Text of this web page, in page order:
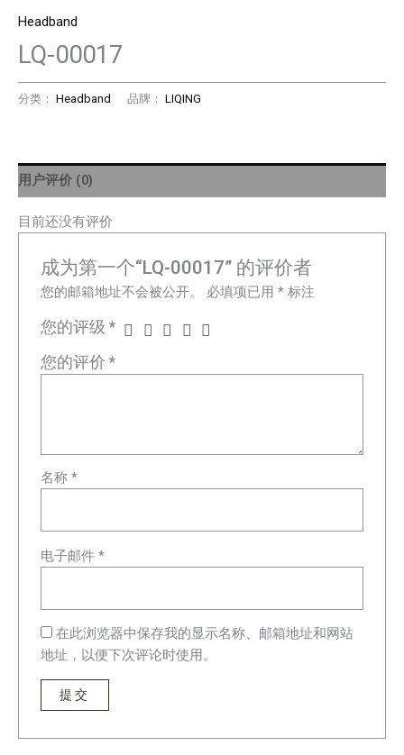
Headband
LQ-00017
分类： Headband 品牌： LIQING
用户评价 (0)
目前还没有评价
成为第一个“LQ-00017” 的评价者
您的邮箱地址不会被公开。 必填项已用* 标注
您的评级*
您的评价*
名称*
电子邮件*
在此浏览器中保存我的显示名称、邮箱地址和网站
地址，以便下次评论时使用。